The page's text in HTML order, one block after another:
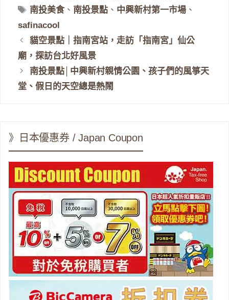
類
標
籤
南投美食、 南投景點 、 中興新村第一市場 、
safinacool
貓空景點｜指南宮站，走訪「指南宮」仙公
廟，探訪台北好風景
南投景點│中興新村親情公園、孩子們的風箏天
堂、假日的天空總是熱鬧
》日本優惠券 / Japan Coupon